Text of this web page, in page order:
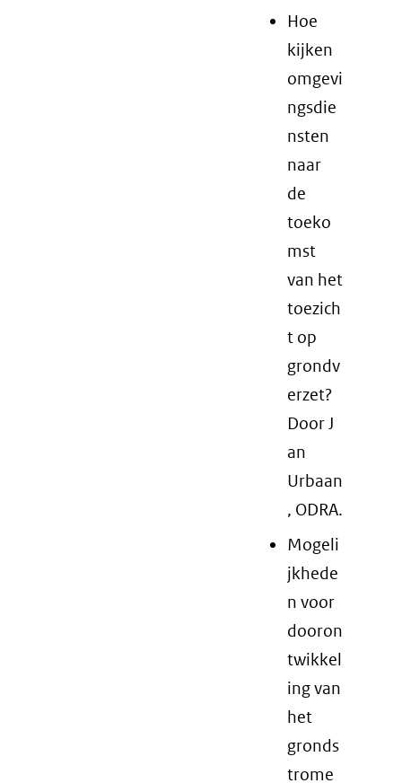
Hoe
kijken
omgevi
ngsdie
nsten
naar
de
toeko
mst
van het
toezich
t op
grondv
erzet?
Door J
an
Urbaan
, ODRA.
Mogeli
jkhede
n voor
dooron
twikkel
ing van
het
gronds
trome